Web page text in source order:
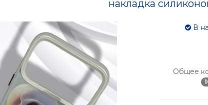
накладка
В
Общее